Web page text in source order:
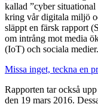
kallad ”cyber situational
kring vår digitala miljö
släppt en färsk rapport
om intrång mot media
(IoT) och sociala medier.
Missa inget, teckna en
Rapporten tar också
den 19 mars 2016.